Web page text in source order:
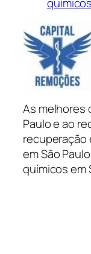
As melhores
Paulo e ao
recuperação
em São
químicos em